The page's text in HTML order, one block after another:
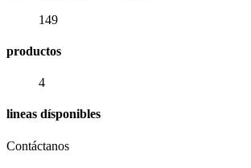
149
productos
4
lineas dísponibles
Contáctanos